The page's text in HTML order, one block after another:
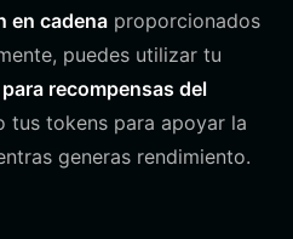
en cadena proporcionados
puedes utilizar tu
recompensas del
tus tokens para apoyar la
generas rendimiento.